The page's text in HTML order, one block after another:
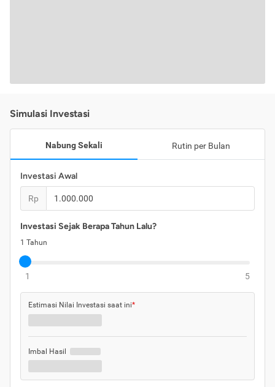
Simulasi Investasi
Nabung Sekali Rutin per Bulan
Investasi Awal
Rp
Investasi Sejak Berapa Tahun Lalu?
1 Tahun
1 5
Estimasi Nilai Investasi saat ini*
Imbal Hasil